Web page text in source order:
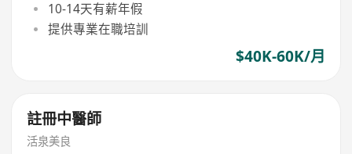
10-14天有薪年假
提供專業在職培訓
$40K-60K/月
註冊中醫師
活泉美良